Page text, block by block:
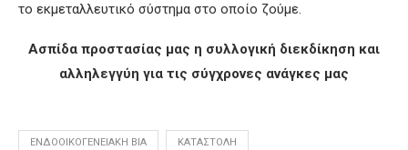
το εκμεταλλευτικό σύστημα στο οποίο ζούμε.
Ασπίδα προστασίας μας η συλλογική διεκδίκηση και
αλληλεγγύη για τις σύγχρονες ανάγκες μας
ΕΝΔΟΟΙΚΟΓΕΝΕΙΑΚΉ ΒΊΑ ΚΑΤΑΣΤΟΛΉ